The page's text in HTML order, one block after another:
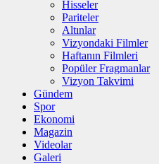
Hisseler
Pariteler
Altınlar
Vizyondaki Filmler
Haftanın Filmleri
Popüler Fragmanlar
Vizyon Takvimi
Gündem
Spor
Ekonomi
Magazin
Videolar
Galeri